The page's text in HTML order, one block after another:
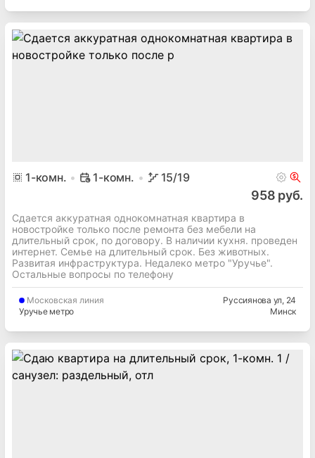
1-комн. 1-комн. 15/19
958 руб.
Сдается аккуратная однокомнатная квартира в
новостройке только после ремонта без мебели на
длительный срок, по договору. В наличии кухня. проведен
интернет. Семье на длительный срок. Без животных.
Развитая инфраструктура. Недалеко метро "Уручье".
Остальные вопросы по телефону
Московская линия
Уручье метро
Руссиянова ул, 24
Минск